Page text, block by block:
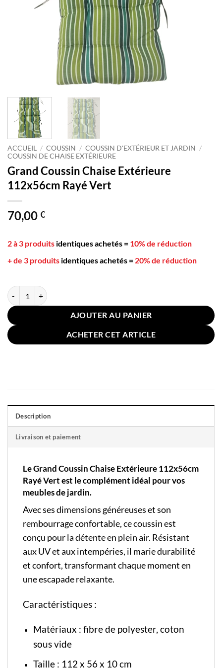
ACCUEIL / COUSSIN / COUSSIN D'EXTÉRIEUR ET JARDIN /
COUSSIN DE CHAISE EXTÉRIEURE
Grand Coussin Chaise Extérieure
112x56cm Rayé Vert
70,00 €
2 à 3 produits identiques achetés = 10% de réduction
+ de 3 produits identiques achetés = 20% de réduction
quantité de Grand Coussin Chaise Extérieure 112x56cm Rayé Vert
AJOUTER AU PANIER
ACHETER CET ARTICLE
Description
Livraison et paiement
Le Grand Coussin Chaise Extérieure 112x56cm
Rayé Vert est le complément idéal pour vos
meubles de jardin.
Avec ses dimensions généreuses et son
rembourrage confortable, ce coussin est
conçu pour la détente en plein air. Résistant
aux UV et aux intempéries, il marie durabilité
et confort, transformant chaque moment en
une escapade relaxante.
Caractéristiques :
Matériaux : fibre de polyester, coton
sous vide
Taille : 112 x 56 x 10 cm